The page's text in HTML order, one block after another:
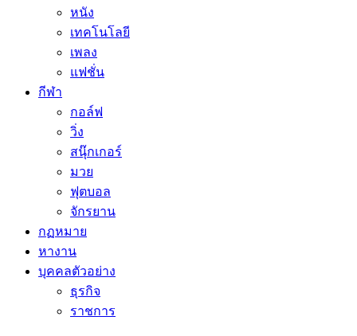
หนัง
เทคโนโลยี
เพลง
แฟชั่น
กีฬา
กอล์ฟ
วิ่ง
สนุ๊กเกอร์
มวย
ฟุตบอล
จักรยาน
กฏหมาย
หางาน
บุคคลตัวอย่าง
ธุรกิจ
ราชการ